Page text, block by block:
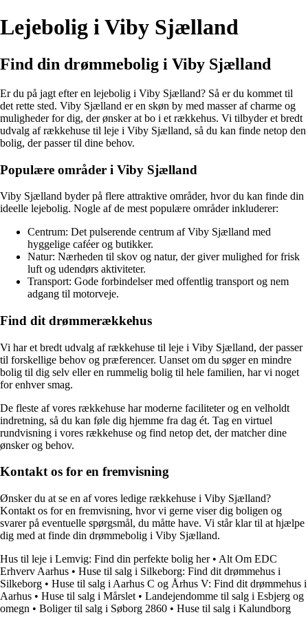
Lejebolig i Viby Sjælland
Find din drømmebolig i Viby Sjælland
Er du på jagt efter en lejebolig i Viby Sjælland? Så er du kommet til
det rette sted. Viby Sjælland er en skøn by med masser af charme og
muligheder for dig, der ønsker at bo i et rækkehus. Vi tilbyder et bredt
udvalg af rækkehuse til leje i Viby Sjælland, så du kan finde netop den
bolig, der passer til dine behov.
Populære områder i Viby Sjælland
Viby Sjælland byder på flere attraktive områder, hvor du kan finde din
ideelle lejebolig. Nogle af de mest populære områder inkluderer:
Centrum: Det pulserende centrum af Viby Sjælland med
hyggelige caféer og butikker.
Natur: Nærheden til skov og natur, der giver mulighed for frisk
luft og udendørs aktiviteter.
Transport: Gode forbindelser med offentlig transport og nem
adgang til motorveje.
Find dit drømmerækkehus
Vi har et bredt udvalg af rækkehuse til leje i Viby Sjælland, der passer
til forskellige behov og præferencer. Uanset om du søger en mindre
bolig til dig selv eller en rummelig bolig til hele familien, har vi noget
for enhver smag.
De fleste af vores rækkehuse har moderne faciliteter og en velholdt
indretning, så du kan føle dig hjemme fra dag ét. Tag en virtuel
rundvisning i vores rækkehuse og find netop det, der matcher dine
ønsker og behov.
Kontakt os for en fremvisning
Ønsker du at se en af vores ledige rækkehuse i Viby Sjælland?
Kontakt os for en fremvisning, hvor vi gerne viser dig boligen og
svarer på eventuelle spørgsmål, du måtte have. Vi står klar til at hjælpe
dig med at finde din drømmebolig i Viby Sjælland.
Hus til leje i Lemvig: Find din perfekte bolig her• Alt Om EDC
Erhverv Aarhus • Huse til salg i Silkeborg: Find dit drømmehus i
Silkeborg • Huse til salg i Aarhus C og Århus V: Find dit drømmehus i
Aarhus • Huse til salg i Mårslet • Landejendomme til salg i Esbjerg og
omegn • Boliger til salg i Søborg 2860 • Huse til salg i Kalundborg